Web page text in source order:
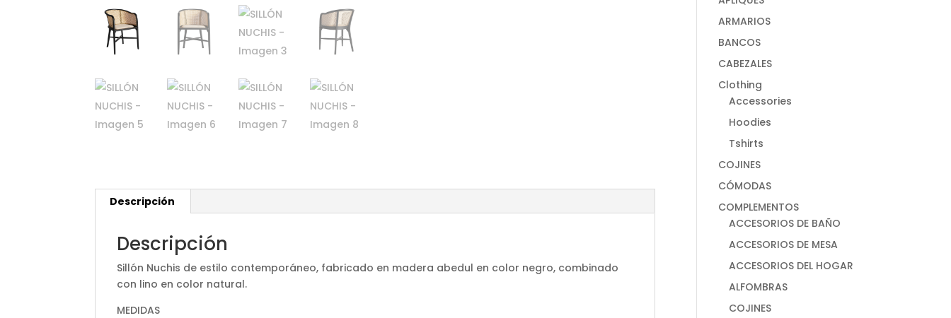
Descripción
Descripción
Sillón Nuchis de estilo contemporáneo, fabricado en madera abedul en color negro, combinado
con lino en color natural.
MEDIDAS
ARMARIOS
BANCOS
CABEZALES
Clothing
Accessories
Hoodies
Tshirts
COJINES
CÓMODAS
COMPLEMENTOS
ACCESORIOS DE BAÑO
ACCESORIOS DE MESA
ACCESORIOS DEL HOGAR
ALFOMBRAS
COJINES